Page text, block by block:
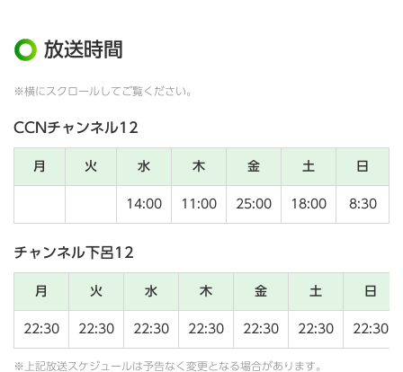
放送時間
※横にスクロールしてご覧ください。
CCNチャンネル12
月 火 水 木 金 土 日
14:00 11:00 25:00 18:00 8:30
チャンネル下呂12
月 火 水 木 金 土 日
22:30 22:30 22:30 22:30 22:30 22:30 22:30
※上記放送スケジュールは予告なく変更となる場合があります。